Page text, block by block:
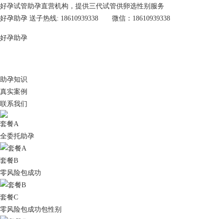
好孕试管助孕直营机构，提供三代试管供卵选性别服务
好孕助孕 送子热线: 18610939338 微信：18610939338
好孕助孕
助孕知识
真实案例
联系我们
套餐A
全委托助孕
套餐B
零风险包成功
套餐C
零风险包成功包性别